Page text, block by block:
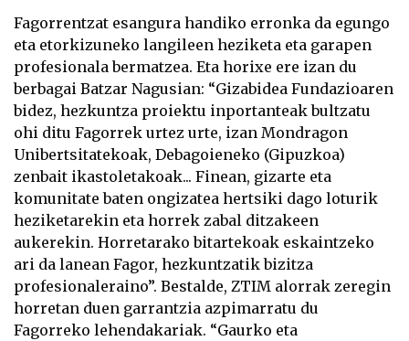
Fagorrentzat esangura handiko erronka da egungo
eta etorkizuneko langileen heziketa eta garapen
profesionala bermatzea. Eta horixe ere izan du
berbagai Batzar Nagusian: “Gizabidea Fundazioaren
bidez, hezkuntza proiektu inportanteak bultzatu
ohi ditu Fagorrek urtez urte, izan Mondragon
Unibertsitatekoak, Debagoieneko (Gipuzkoa)
zenbait ikastoletakoak... Finean, gizarte eta
komunitate baten ongizatea hertsiki dago loturik
heziketarekin eta horrek zabal ditzakeen
aukerekin. Horretarako bitartekoak eskaintzeko
ari da lanean Fagor, hezkuntzatik bizitza
profesionaleraino”. Bestalde, ZTIM alorrak zeregin
horretan duen garrantzia azpimarratu du
Fagorreko lehendakariak. “Gaurko eta